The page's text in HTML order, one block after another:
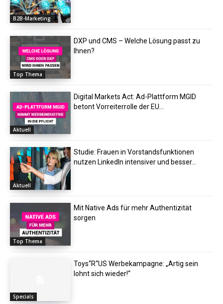
B2B-Marketing
Top Thema
DXP und CMS – Welche Lösung passt zu
Ihnen?
Aktuell
Digital Markets Act: Ad-Plattform MGID
betont Vorreiterrolle der EU...
Aktuell
Studie: Frauen in Vorstandsfunktionen
nutzen LinkedIn intensiver und besser...
Top Thema
Mit Native Ads für mehr Authentizität
sorgen
Specials
Toys“R“US Werbekampagne: „Artig sein
lohnt sich wieder!“